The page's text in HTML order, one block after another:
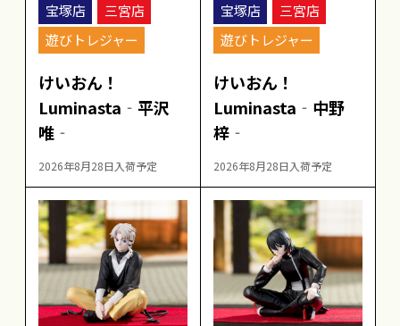
宝塚店
三宮店
遊びトレジャー
けいおん！
Luminasta‐平沢
唯‐
2026年8月28日入荷予定
宝塚店
三宮店
遊びトレジャー
けいおん！
Luminasta‐中野
梓‐
2026年8月28日入荷予定